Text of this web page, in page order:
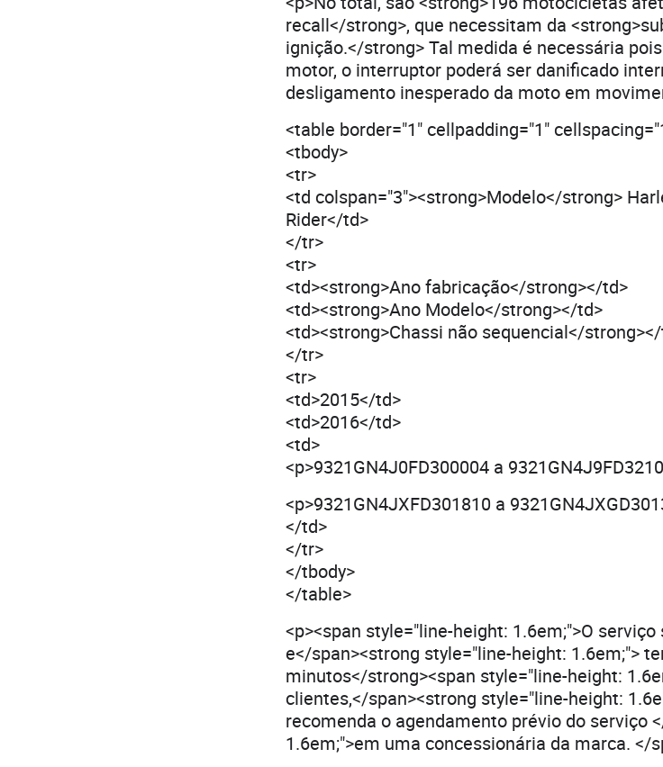
recall</strong>, que necessitam da
ignição.</strong> Tal medida é necessária
motor, o interruptor poderá ser danificado
desligamento inesperado da moto em
<table border="1" cellpadding="1"
<tbody>
<tr>
<td colspan="3"><strong>Modelo</strong>
Rider</td>
</tr>
<tr>
<td><strong>Ano fabricação</strong></td>
<td><strong>Ano Modelo</strong></td>
<td><strong>Chassi não sequencial</
</tr>
<tr>
<td>2015</td>
<td>2016</td>
<td>
<p>9321GN4J0FD300004 a
<p>9321GN4JXFD301810 a
</td>
</tr>
</tbody>
</table>
<p><span style="line-height: 1.6em;">O
e</span><strong style="line-height: 1.6em;">
minutos</strong><span style="line-height:
clientes,</span><strong style="line-height:
recomenda o agendamento prévio do serviço
1.6em;">em uma concessionária da marca. </